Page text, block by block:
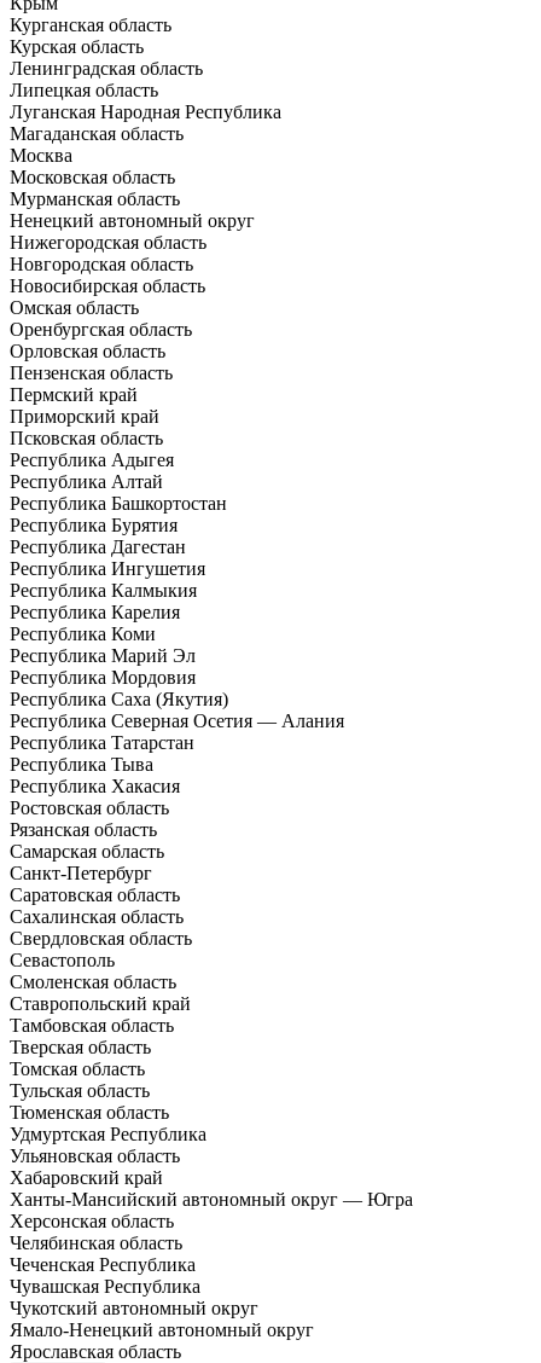
Курганская область
Курская область
Ленинградская область
Липецкая область
Луганская Народная Республика
Магаданская область
Москва
Московская область
Мурманская область
Ненецкий автономный округ
Нижегородская область
Новгородская область
Новосибирская область
Омская область
Оренбургская область
Орловская область
Пензенская область
Пермский край
Приморский край
Псковская область
Республика Адыгея
Республика Алтай
Республика Башкортостан
Республика Бурятия
Республика Дагестан
Республика Ингушетия
Республика Калмыкия
Республика Карелия
Республика Коми
Республика Марий Эл
Республика Мордовия
Республика Саха (Якутия)
Республика Северная Осетия — Алания
Республика Татарстан
Республика Тыва
Республика Хакасия
Ростовская область
Рязанская область
Самарская область
Санкт-Петербург
Саратовская область
Сахалинская область
Свердловская область
Севастополь
Смоленская область
Ставропольский край
Тамбовская область
Тверская область
Томская область
Тульская область
Тюменская область
Удмуртская Республика
Ульяновская область
Хабаровский край
Ханты-Мансийский автономный округ — Югра
Херсонская область
Челябинская область
Чеченская Республика
Чувашская Республика
Чукотский автономный округ
Ямало-Ненецкий автономный округ
Ярославская область